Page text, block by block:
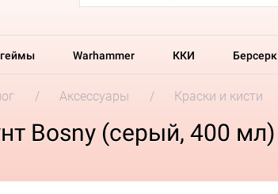
Warhammer ККИ Берсерк
Аксессуары Краски и кисти
Bosny (серый, 400 мл)